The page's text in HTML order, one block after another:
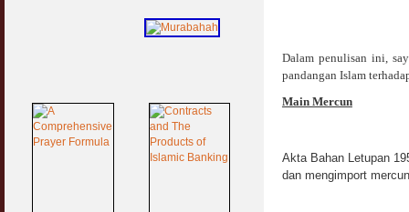
Dalam penulisan ini,
pandangan Islam
Main Mercun
Akta Bahan Letupan
dan mengimport